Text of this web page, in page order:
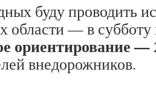
буду проводить
области — в субботу
ориентирование —
внедорожников.